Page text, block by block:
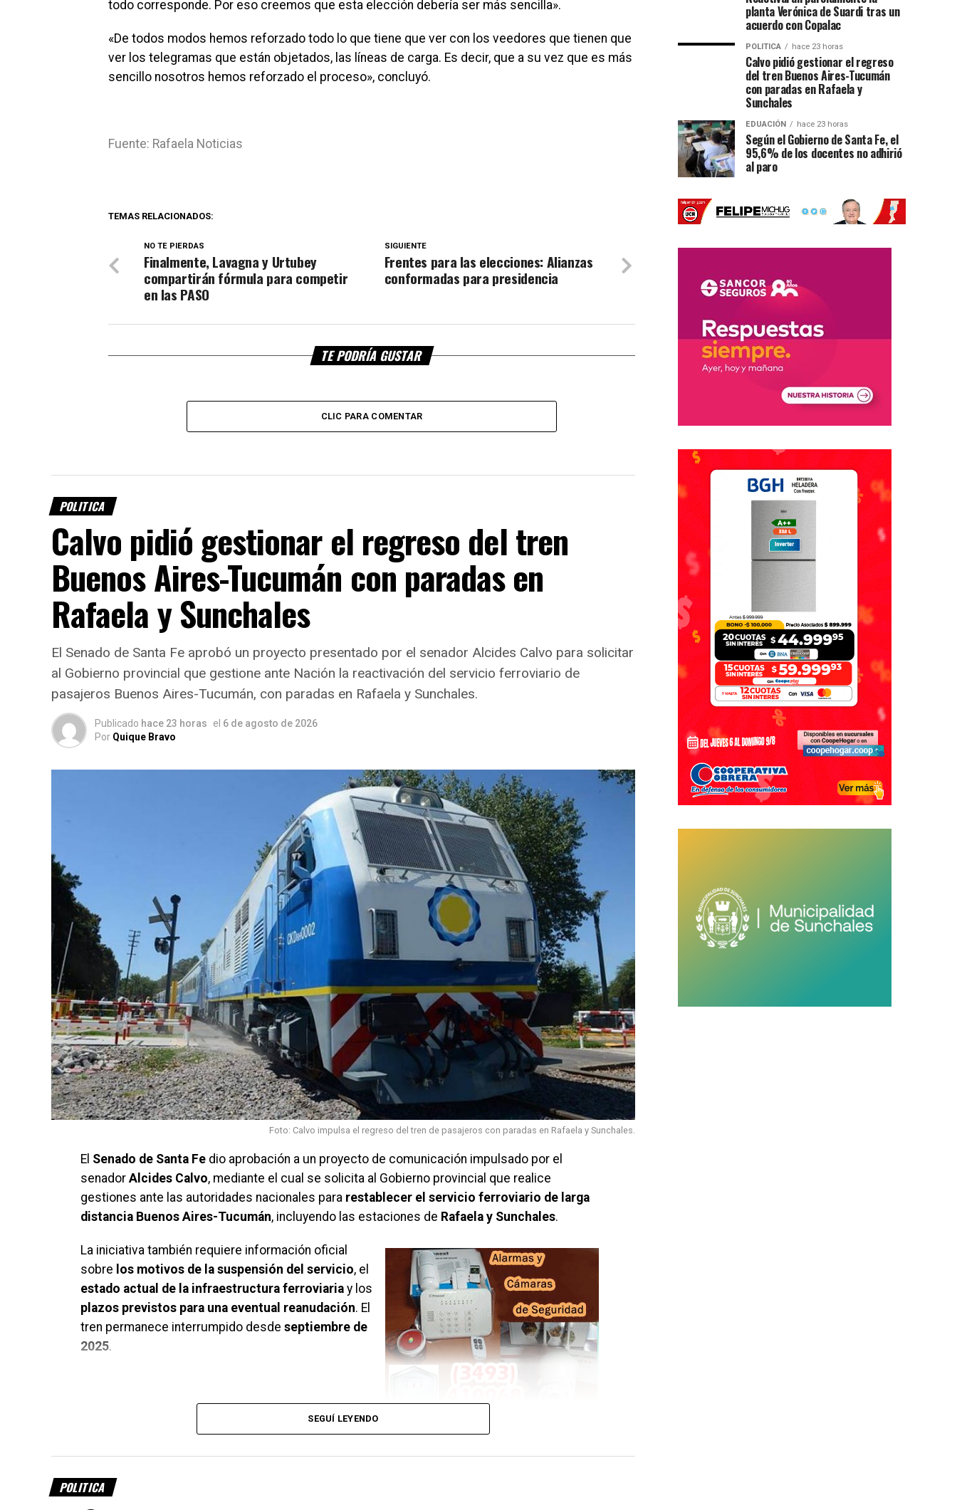
todo corresponde. Por eso creemos que esta elección debería ser más sencilla».
«De todos modos hemos reforzado todo lo que tiene que ver con los veedores que tienen que
ver los telegramas que están objetados, las líneas de carga. Es decir, que a su vez que es más
sencillo nosotros hemos reforzado el proceso», concluyó.
Fuente: Rafaela Noticias
TEMAS RELACIONADOS:
SIGUIENTE
Frentes para las elecciones: Alianzas
conformadas para presidencia
NO TE PIERDAS
Finalmente, Lavagna y Urtubey
compartirán fórmula para competir
en las PASO
TE PODRÍA GUSTAR
CLIC PARA COMENTAR
POLITICA
Calvo pidió gestionar el regreso del tren
Buenos Aires-Tucumán con paradas en
Rafaela y Sunchales
El Senado de Santa Fe aprobó un proyecto presentado por el senador Alcides Calvo para solicitar
al Gobierno provincial que gestione ante Nación la reactivación del servicio ferroviario de
pasajeros Buenos Aires-Tucumán, con paradas en Rafaela y Sunchales.
Publicado hace 23 horas el 6 de agosto de 2026
Por Quique Bravo
Foto: Calvo impulsa el regreso del tren de pasajeros con paradas en Rafaela y Sunchales.
El Senado de Santa Fe dio aprobación a un proyecto de comunicación impulsado por el
senador Alcides Calvo, mediante el cual se solicita al Gobierno provincial que realice
gestiones ante las autoridades nacionales para restablecer el servicio ferroviario de larga
distancia Buenos Aires-Tucumán, incluyendo las estaciones de Rafaela y Sunchales.
La iniciativa también requiere información oficial
sobre los motivos de la suspensión del servicio, el
estado actual de la infraestructura ferroviaria y los
plazos previstos para una eventual reanudación. El
tren permanece interrumpido desde septiembre de
2025.
SEGUÍ LEYENDO
POLITICA
planta Verónica de Suardi tras un
acuerdo con Copalac
POLITICA hace 23 horas
Calvo pidió gestionar el regreso
del tren Buenos Aires-Tucumán
con paradas en Rafaela y
Sunchales
EDUACIÓN hace 23 horas
Según el Gobierno de Santa Fe, el
95,6% de los docentes no adhirió
al paro